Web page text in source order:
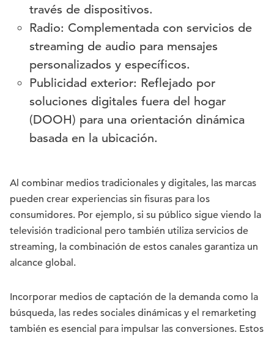
través de dispositivos.
Radio: Complementada con servicios de
streaming de audio para mensajes
personalizados y específicos.
Publicidad exterior: Reflejado por
soluciones digitales fuera del hogar
(DOOH) para una orientación dinámica
basada en la ubicación.
Al combinar medios tradicionales y digitales, las marcas
pueden crear experiencias sin fisuras para los
consumidores. Por ejemplo, si su público sigue viendo la
televisión tradicional pero también utiliza servicios de
streaming, la combinación de estos canales garantiza un
alcance global.
Incorporar medios de captación de la demanda como la
búsqueda, las redes sociales dinámicas y el remarketing
también es esencial para impulsar las conversiones. Estos